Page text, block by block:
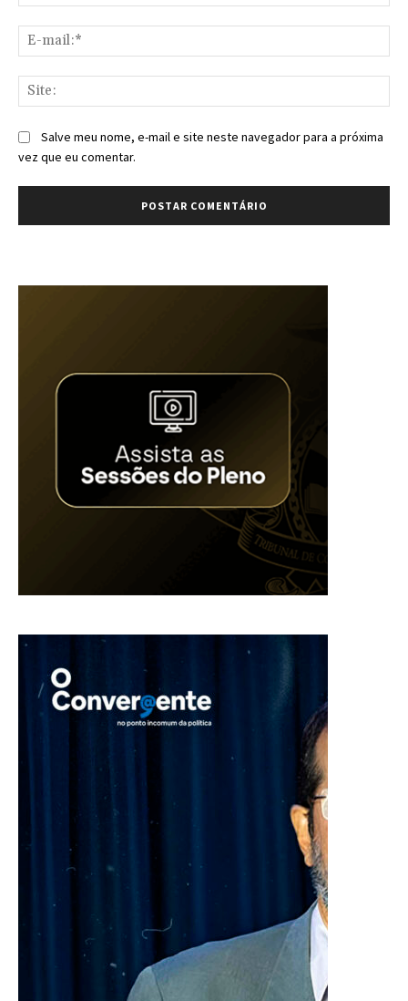
Salve meu nome, e-mail e site neste navegador para a próxima
vez que eu comentar.